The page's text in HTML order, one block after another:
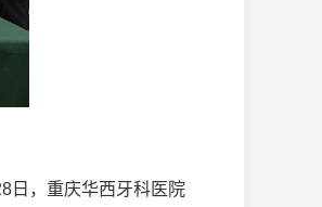
日，重庆华西牙科医院